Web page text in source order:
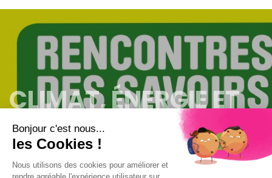
CLIMAT, ÉNERGIE ET
NUMÉRIQUE